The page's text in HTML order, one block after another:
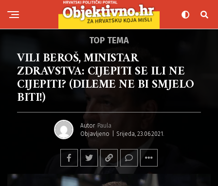
TOP TEMA
VILI BEROŠ, MINISTAR
ZDRAVSTVA: CIJEPITI SE ILI NE
CIJEPITI? (DILEME NE BI SMJELO
BITI!)
Autor Paula
Objavljeno
Srijeda, 23.06.2021.